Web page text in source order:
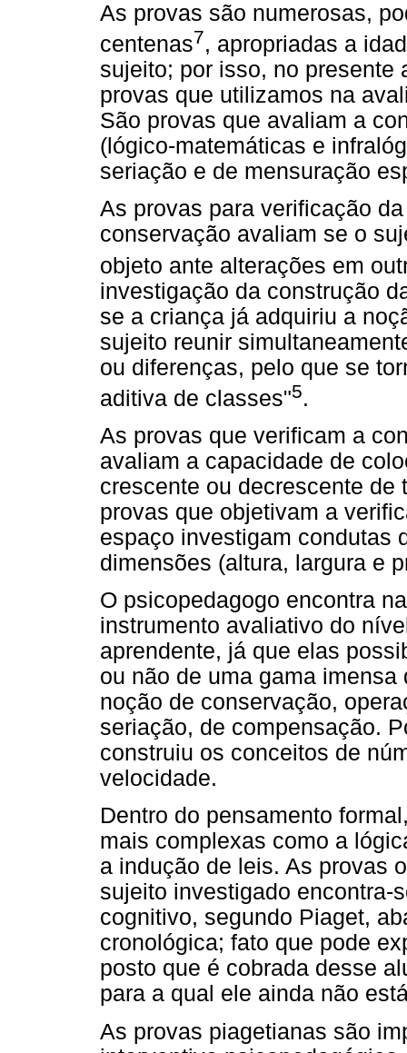
As provas são numerosas,
centenas7, apropriadas a
sujeito; por isso, no presente
provas que utilizamos na
São provas que avaliam a
(lógico-matemáticas e
seriação e de mensuração
As provas para verificação
conservação avaliam se o
objeto ante alterações em
investigação da construção
se a criança já adquiriu a
sujeito reunir
ou diferenças, pelo que se
aditiva de classes"5.
As provas que verificam a
avaliam a capacidade de
crescente ou decrescente
provas que objetivam a
espaço investigam condutas
dimensões (altura, largura e
O psicopedagogo encontra
instrumento avaliativo do
aprendente, já que elas
ou não de uma gama
noção de conservação,
seriação, de compensação.
construiu os conceitos de
velocidade.
Dentro do pensamento
mais complexas como a
a indução de leis. As provas
sujeito investigado encontra-
cognitivo, segundo Piaget,
cronológica; fato que pode
posto que é cobrada desse
para a qual ele ainda não
As provas piagetianas são